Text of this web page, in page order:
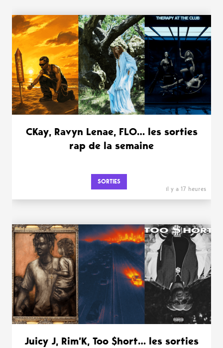
WANT MORE ?
CKay, Ravyn Lenae, FLO… les sorties
rap de la semaine
SORTIES
il y a 17 heures
Juicy J, Rim’K, Too $hort… les sorties